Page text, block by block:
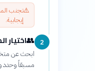
⚠️تجنب
إيجابية.
2
👥اختيار
ابحث عن
مسبقاً وحدد وقت المحاضرة